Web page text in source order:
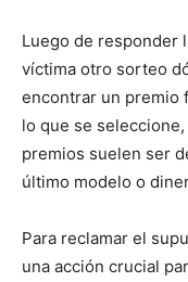
Luego de responder
víctima otro sorteo
encontrar un premio
lo que se
premios suelen ser
último modelo o
Para reclamar el
una acción crucial